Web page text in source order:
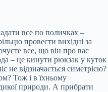
все по поличках –
провести вихідні за
все, що він про вас
– це кинути рюкзак у куток
не відзначається симетрією?
Тож і в їхньому
природи. А прибрати